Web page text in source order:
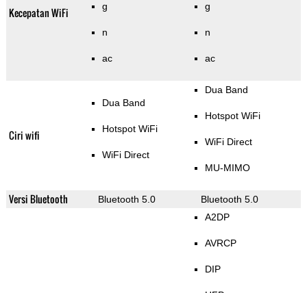
Kecepatan WiFi g
n
ac
g
n
ac
Ciri wifi
Dua Band
Hotspot WiFi
WiFi Direct
Dua Band
Hotspot WiFi
WiFi Direct
MU-MIMO
Versi Bluetooth Bluetooth 5.0
Bluetooth 5.0
A2DP
AVRCP
DIP